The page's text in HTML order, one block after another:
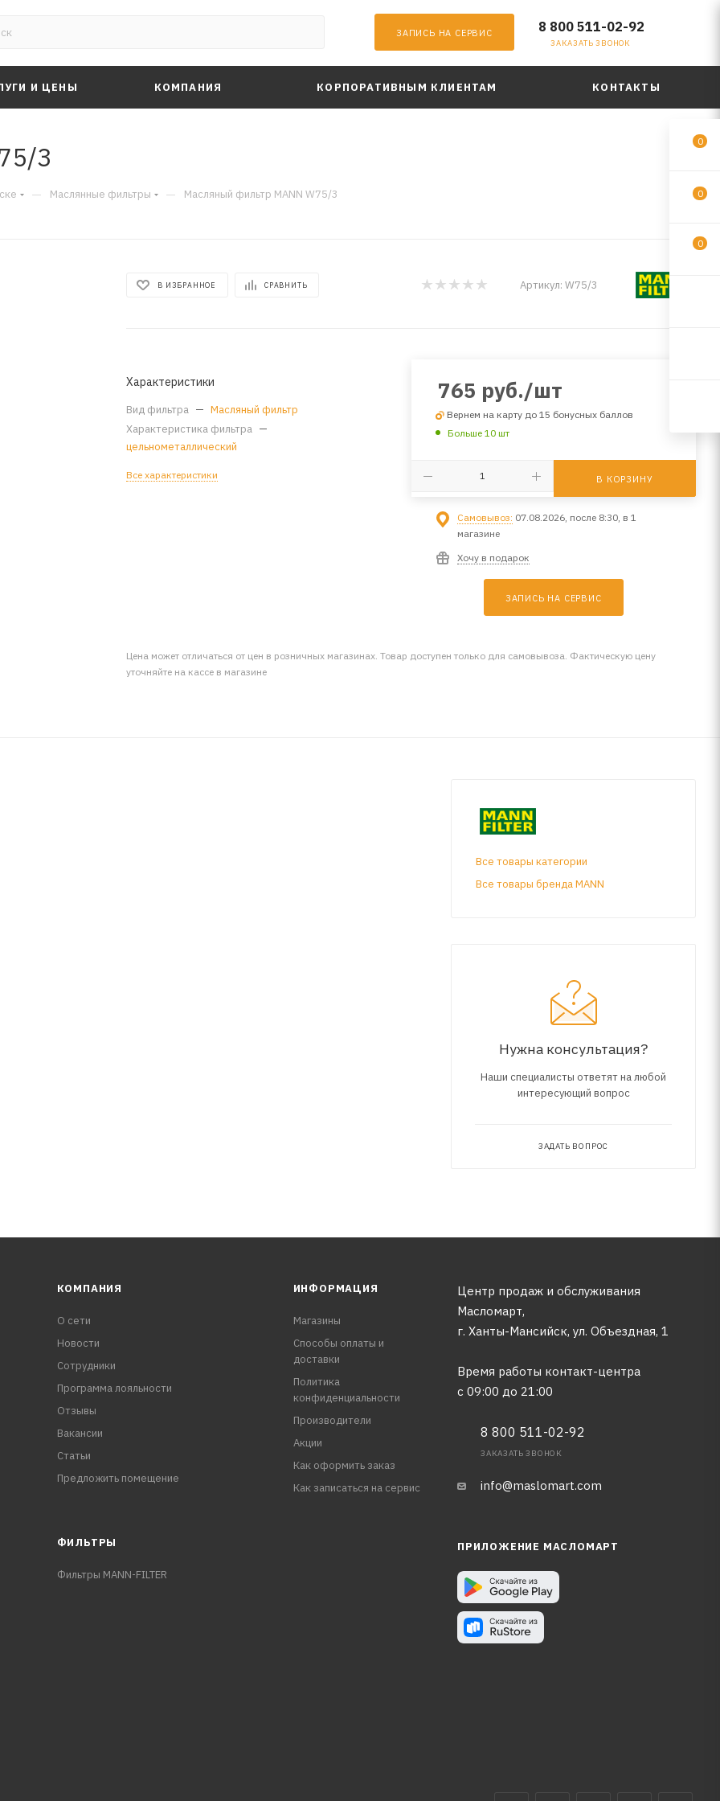
ЗАПИСЬ НА СЕРВИС 8 800 511-02-92
ЗАКАЗАТЬ ЗВОНОК
И ЦЕНЫ КОМПАНИЯ КОРПОРАТИВНЫМ КЛИЕНТАМ КОНТАКТЫ
3
— Маслянные фильтры — Масляный фильтр MANN W75/3
В ИЗБРАННОЕ СРАВНИТЬ Артикул: W75/3
Характеристики
Вид фильтра — Масляный фильтр
Характеристика фильтра —
цельнометаллический
Все характеристики
765 руб./шт
Вернем на карту до 15 бонусных баллов
Больше 10 шт
В КОРЗИНУ
Самовывоз: 07.08.2026, после 8:30, в 1
магазине
Хочу в подарок
ЗАПИСЬ НА СЕРВИС
Цена может отличаться от цен в розничных магазинах. Товар доступен только для самовывоза. Фактическую цену
уточняйте на кассе в магазине
Все товары категории
Все товары бренда MANN
Нужна консультация?
Наши специалисты ответят на любой
интересующий вопрос
ЗАДАТЬ ВОПРОС
КОМПАНИЯ
О сети
Новости
Сотрудники
Программа лояльности
Отзывы
Вакансии
Статьи
Предложить помещение
ИНФОРМАЦИЯ
Магазины
Способы оплаты и
доставки
Политика
конфиденциальности
Производители
Акции
Как оформить заказ
Как записаться на сервис
Центр продаж и обслуживания
Масломарт,
г. Ханты-Мансийск, ул. Объездная, 1
Время работы контакт-центра
с 09:00 до 21:00
8 800 511-02-92
ЗАКАЗАТЬ ЗВОНОК
info@maslomart.com
ФИЛЬТРЫ
Фильтры MANN-FILTER
ПРИЛОЖЕНИЕ МАСЛОМАРТ
0
0
0